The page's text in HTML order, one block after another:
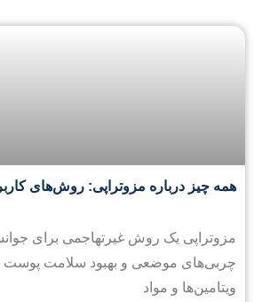
همه چیز درباره مزوتراپی: روش‌های
مزوتراپی یک روش غیرتهاجمی برای
چربی‌های موضعی و بهبود سلامت پوست
ویتامین‌ها و مواد